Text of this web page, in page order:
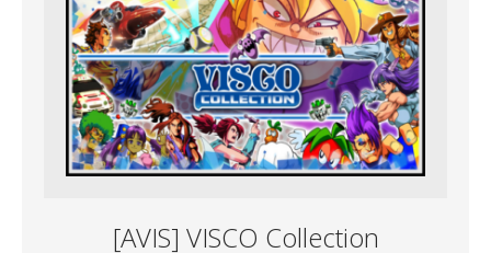
[AVIS] VISCO Collection